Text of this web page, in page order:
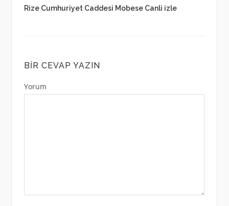
Rize Cumhuriyet Caddesi Mobese Canli izle
BIR CEVAP YAZIN
Yorum